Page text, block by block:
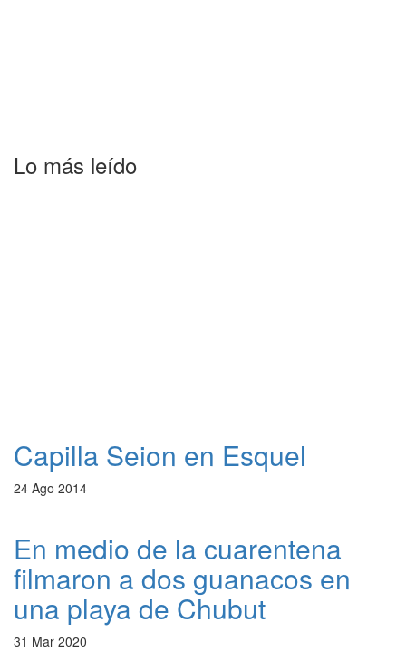
Lo más leído
Capilla Seion en Esquel
24 Ago 2014
En medio de la cuarentena
filmaron a dos guanacos en
una playa de Chubut
31 Mar 2020